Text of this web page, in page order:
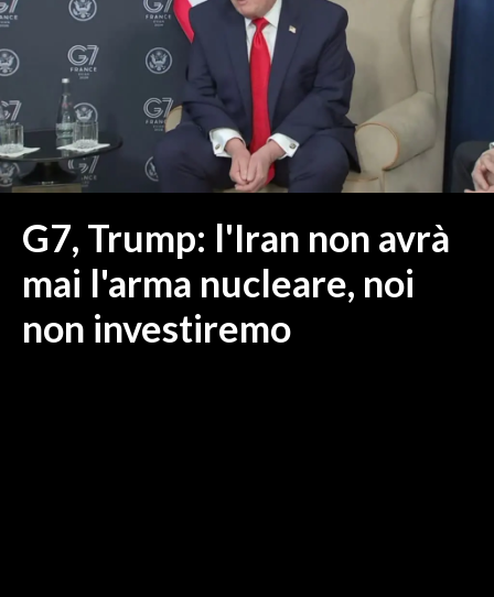
MEDIO CAMPIDANO
ORISTANO E PROVINCIA
SASSARI E PROVINCIA
GALLURA
NUORO E PROVINCIA
OGLIASTRA
CRONACA
ITALIA
MONDO
G7, Trump: l'Iran non avrà
mai l'arma nucleare, noi
non investiremo